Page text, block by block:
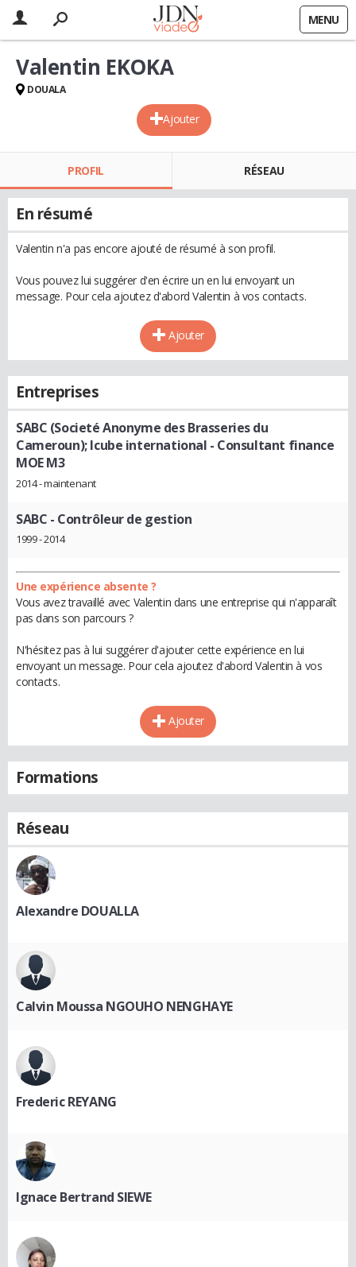
MENU
Ajouter
Valentin EKOKA
DOUALA
PROFIL RÉSEAU
En résumé
Valentin n'a pas encore ajouté de résumé à son profil.
Vous pouvez lui suggérer d'en écrire un en lui envoyant un
message. Pour cela ajoutez d'abord Valentin à vos contacts.
Ajouter
Entreprises
SABC (Societé Anonyme des Brasseries du
Cameroun); Icube international - Consultant finance
MOE M3
2014 - maintenant
SABC - Contrôleur de gestion
1999 - 2014
Une expérience absente ?
Vous avez travaillé avec Valentin dans une entreprise qui n'apparaît
pas dans son parcours ?
N'hésitez pas à lui suggérer d'ajouter cette expérience en lui
envoyant un message. Pour cela ajoutez d'abord Valentin à vos
contacts.
Ajouter
Formations
Réseau
Alexandre DOUALLA
Calvin Moussa NGOUHO NENGHAYE
Frederic REYANG
Ignace Bertrand SIEWE